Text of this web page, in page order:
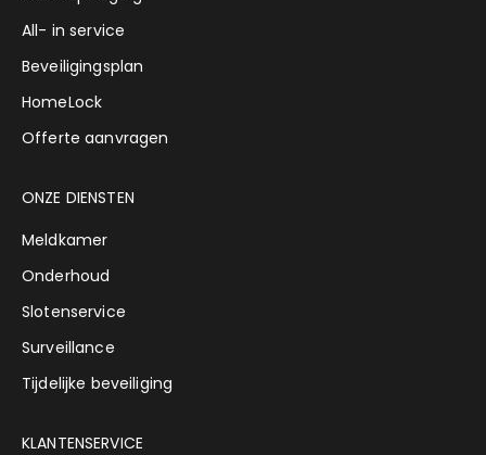
All- in service
Beveiligingsplan
HomeLock
Offerte aanvragen
ONZE DIENSTEN
Meldkamer
Onderhoud
Slotenservice
Surveillance
Tijdelijke beveiliging
KLANTENSERVICE